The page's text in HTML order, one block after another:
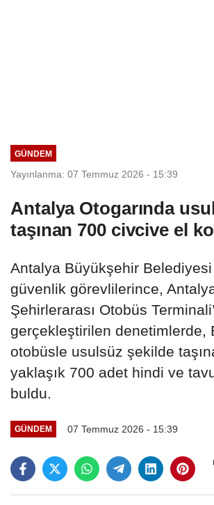
GÜNDEM
Yayınlanma: 07 Temmuz 2026 - 15:39
Antalya Otogarında
taşınan 700 civcive el
Antalya Büyükşehir Belediyesi
güvenlik görevlilerince,
Şehirlerarası Otobüs
gerçekleştirilen denetimlerde,
otobüsle usulsüz şekilde
yaklaşık 700 adet hindi ve
buldu.
GÜNDEM 07 Temmuz 2026 - 15:39